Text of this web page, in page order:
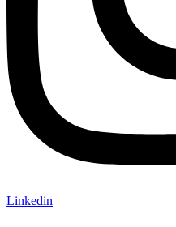
Linkedin